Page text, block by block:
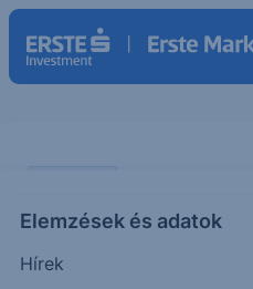
Elemzések és adatok
Hírek
várakozások